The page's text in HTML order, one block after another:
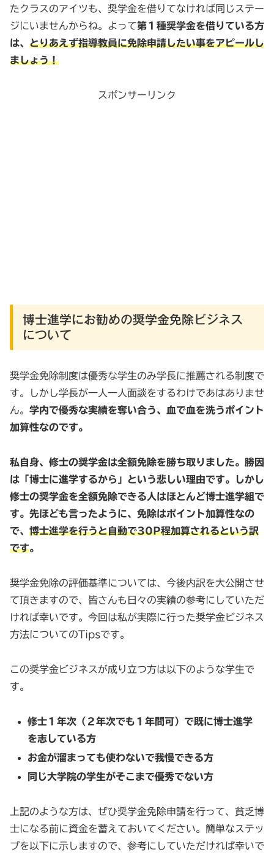
たクラスのアイツも、奨学金を借りてなければ同じステー
ジにいませんからね。よって第１種奨学金を借りている方
は、 とりあえず指導教員に免除申請したい事をアピールし
ましょう！
スポンサーリンク
博士進学にお勧めの奨学金免除ビジネス
について
奨学金免除制度は優秀な学生のみ学長に推薦される制度で
す。しかし学長が一人一人面談をするわけであはありませ
ん。 学内で優秀な実績を奪い合う、血で血を洗うポイント
加算性なのです。
私自身、修士の奨学金は全額免除を勝ち取りました。勝因
は「博士に進学するから」という悲しい理由です。しかし
修士の奨学金を全額免除できる人はほとんど博士進学組で
す。先ほども言ったように、免除はポイント加算性なの
で、 博士進学を行うと自動で30P程加算されるという訳
です。
奨学金免除の評価基準については、今後内訳を大公開させ
て頂きますので、皆さんも日々の実績の参考にしていただ
ければ幸いです。今回は私が実際に行った奨学金ビジネス
方法についてのTipsです。
この奨学金ビジネスが成り立つ方は以下のような学生で
す。
修士１年次（２年次でも１年間可）で既に博士進学
を志している方
お金が溜まっても使わないで我慢できる方
同じ大学院の学生がそこまで優秀でない方
上記のような方は、ぜひ奨学金免除申請を行って、貧乏博
士になる前に資金を蓄えておいてください。簡単なステッ
プを以下に示しますので、参考にしていただければ幸いで